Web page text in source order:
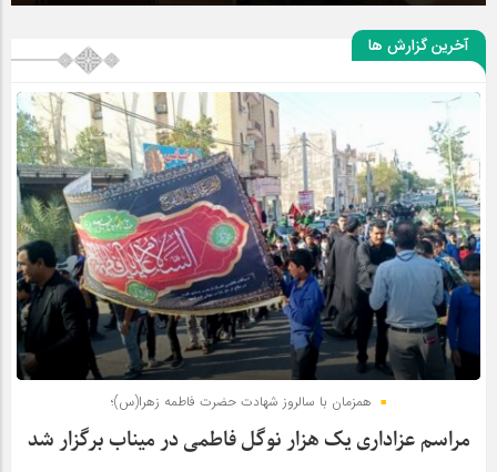
آخرین گزارش ها
همزمان با سالروز شهادت حضرت فاطمه زهرا(س)؛
مراسم عزاداری یک هزار نوگل فاطمی در میناب برگزار شد